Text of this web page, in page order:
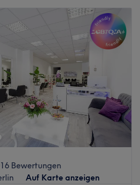
Bewertungen
Auf Karte anzeigen